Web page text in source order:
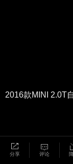
2016款MINI 2.0T
分享 评论